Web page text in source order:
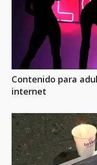
Contenido para
internet